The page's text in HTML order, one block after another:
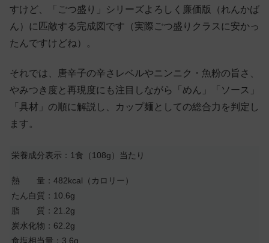
すけど、「ごつ盛り」シリーズよろしく廉価版（れんかば
ん）に匹敵する完成図です（実際ごつ盛りクラスに安かっ
たんですけどね）。
それでは、唐辛子の辛さレベルやニンニク・魚粉の旨さ、
やみつき度と再現度にも注目しながら「めん」「ソース」
「具材」の順に解説し、カップ麺としての総合力を判定し
ます。
栄養成分表示：1食（108g）当たり
熱 量：482kcal（カロリー）
たん白質：10.6g
脂 質：21.2g
炭水化物：62.2g
食塩相当量：3.6g